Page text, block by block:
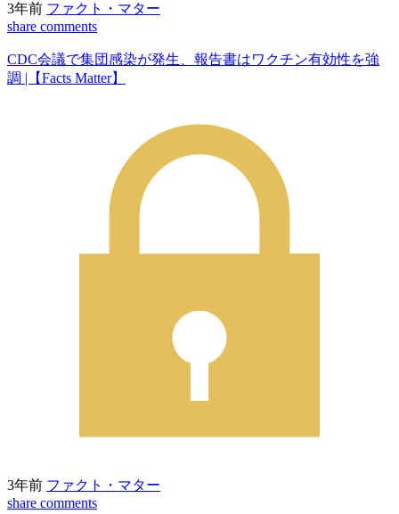
3年前 ファクト・マター
share comments
CDC会議で集団感染が発生、報告書はワクチン有効性を強
調 |【Facts Matter】
3年前 ファクト・マター
share comments